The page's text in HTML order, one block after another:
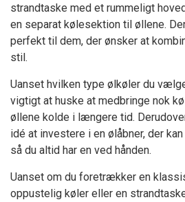
strandtaske med et rummeligt
en separat kølesektion til øllene.
perfekt til dem, der ønsker at
stil.
Uanset hvilken type ølkøler du
vigtigt at huske at medbringe nok
øllene kolde i længere tid.
idé at investere i en ølåbner, der
så du altid har en ved hånden.
Uanset om du foretrækker en
oppustelig køler eller en